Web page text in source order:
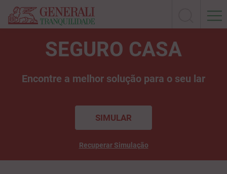
SEGURO CASA
Encontre a melhor solução para o seu lar
SIMULAR
Recuperar Simulação